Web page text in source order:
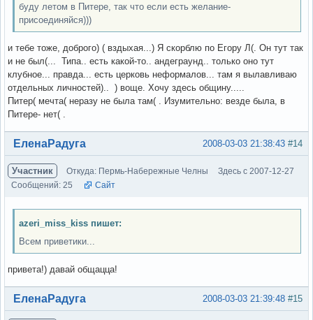
буду летом в Питере, так что если есть желание-
присоединяйся)))
и тебе тоже, доброго) ( вздыхая...) Я скорблю по Егору Л(. Он тут так
и не был(... Типа.. есть какой-то.. андеграунд.. только оно тут
клубное... правда... есть церковь неформалов... там я вылавливаю
отдельных личностей).. ) воще. Хочу здесь общину.....
Питер( мечта( неразу не была там( . Изумительно: везде была, в
Питере- нет( .
Вне форума #14
2008-03-03 21:38:43
ЕленаРадуга
Участник Откуда: Пермь-Набережные Челны
Здесь с 2007-12-27
Сообщений: 25
Сайт
azeri_miss_kiss пишет:
Всем приветики...
привета!) давай общацца!
Вне форума #15
2008-03-03 21:39:48
ЕленаРадуга